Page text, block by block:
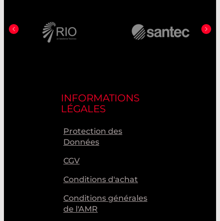
INFORMATIONS
LÉGALES
Protection des
Données
CGV
Conditions d'achat
Conditions générales
de l'AMR